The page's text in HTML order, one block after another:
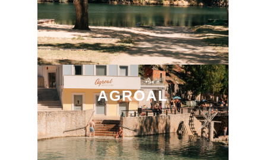
AGROAL